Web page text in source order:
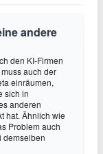
andere
den KI-Firmen
auch der
einräumen,
sich in
anderen
hat. Ähnlich wie
Problem auch
demselben